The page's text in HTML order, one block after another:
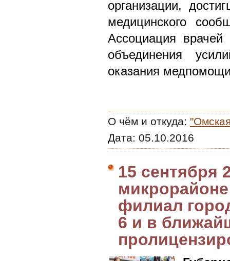
организации,
медицинского
Ассоциация
объединения
оказания
О чём и откуда:
Дата: 05.10.2016
15 сентября
филиал
6 и в